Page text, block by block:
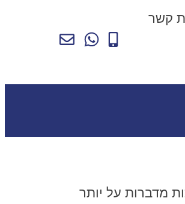
קשר
מדברות על יותר